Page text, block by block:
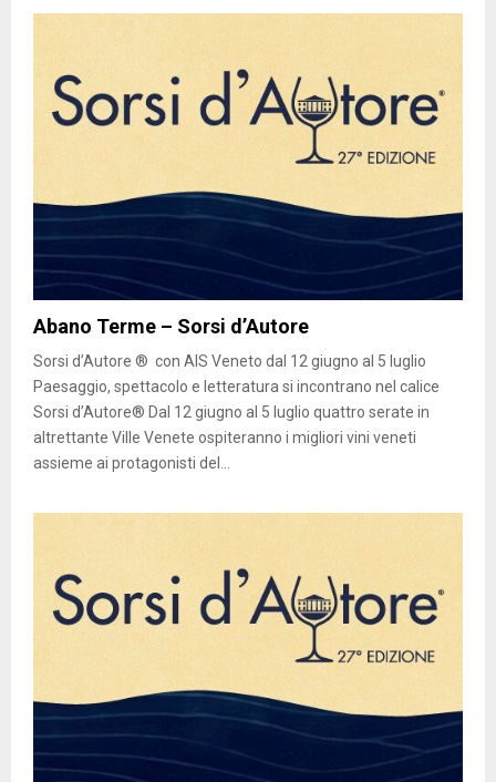
Abano Terme – Sorsi d’Autore
Sorsi d’Autore ® con AIS Veneto dal 12 giugno al 5 luglio
Paesaggio, spettacolo e letteratura si incontrano nel calice
Sorsi d’Autore® Dal 12 giugno al 5 luglio quattro serate in
altrettante Ville Venete ospiteranno i migliori vini veneti
assieme ai protagonisti del...